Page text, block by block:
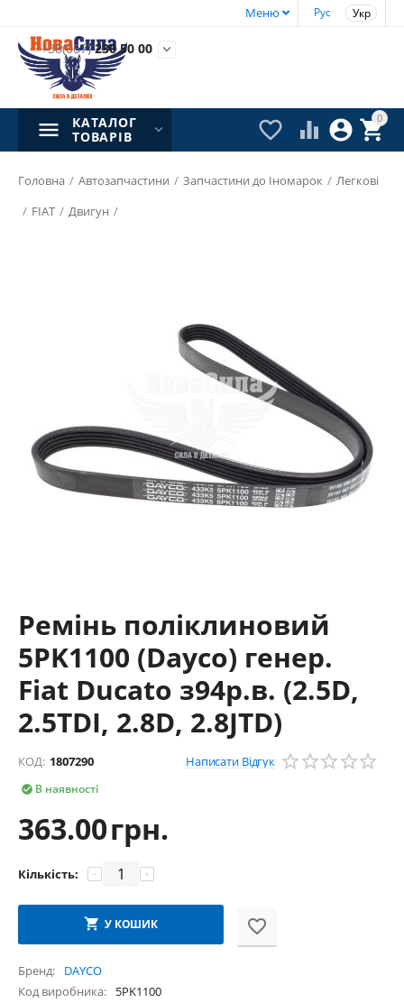
Рус Укр
Меню
+38(067)230 50 00 
0


 
КАТАЛОГ
ТОВАРІВ
Головна / Автозапчастини / Запчастини до Іномарок / Легкові
/ FIAT / Двигун /
Ремінь поліклиновий
5PK1100 (Dayco) генер.
Fiat Ducato з94р.в. (2.5D,
2.5TDI, 2.8D, 2.8JTD)
КОД: 1807290 Написати Відгук
В наявності

363.00грн.
Кількість: +
−
У КОШИК
Бренд
DAYCO
Код виробника
5PK1100